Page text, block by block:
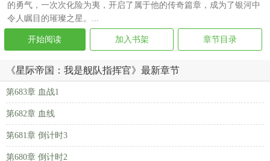
的勇气，一次次化险为夷，开启了属于他的传奇篇章，成为了银河中
令人瞩目的璀璨之星。...
开始阅读 加入书架 章节目录
《星际帝国：我是舰队指挥官》最新章节
第683章 血战1
第682章 血线
第681章 倒计时3
第680章 倒计时2